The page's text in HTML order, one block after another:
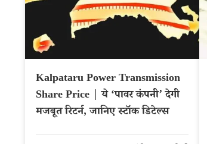
Kalpataru Power Transmission
Share Price | ये ‘पावर कंपनी’ देगी
मजबूत रिटर्न, जानिए स्टॉक डिटेल्स